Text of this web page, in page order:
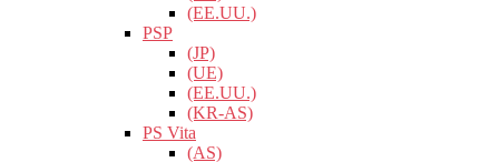
(EE.UU.)
PSP
(JP)
(UE)
(EE.UU.)
(KR-AS)
PS Vita
(AS)